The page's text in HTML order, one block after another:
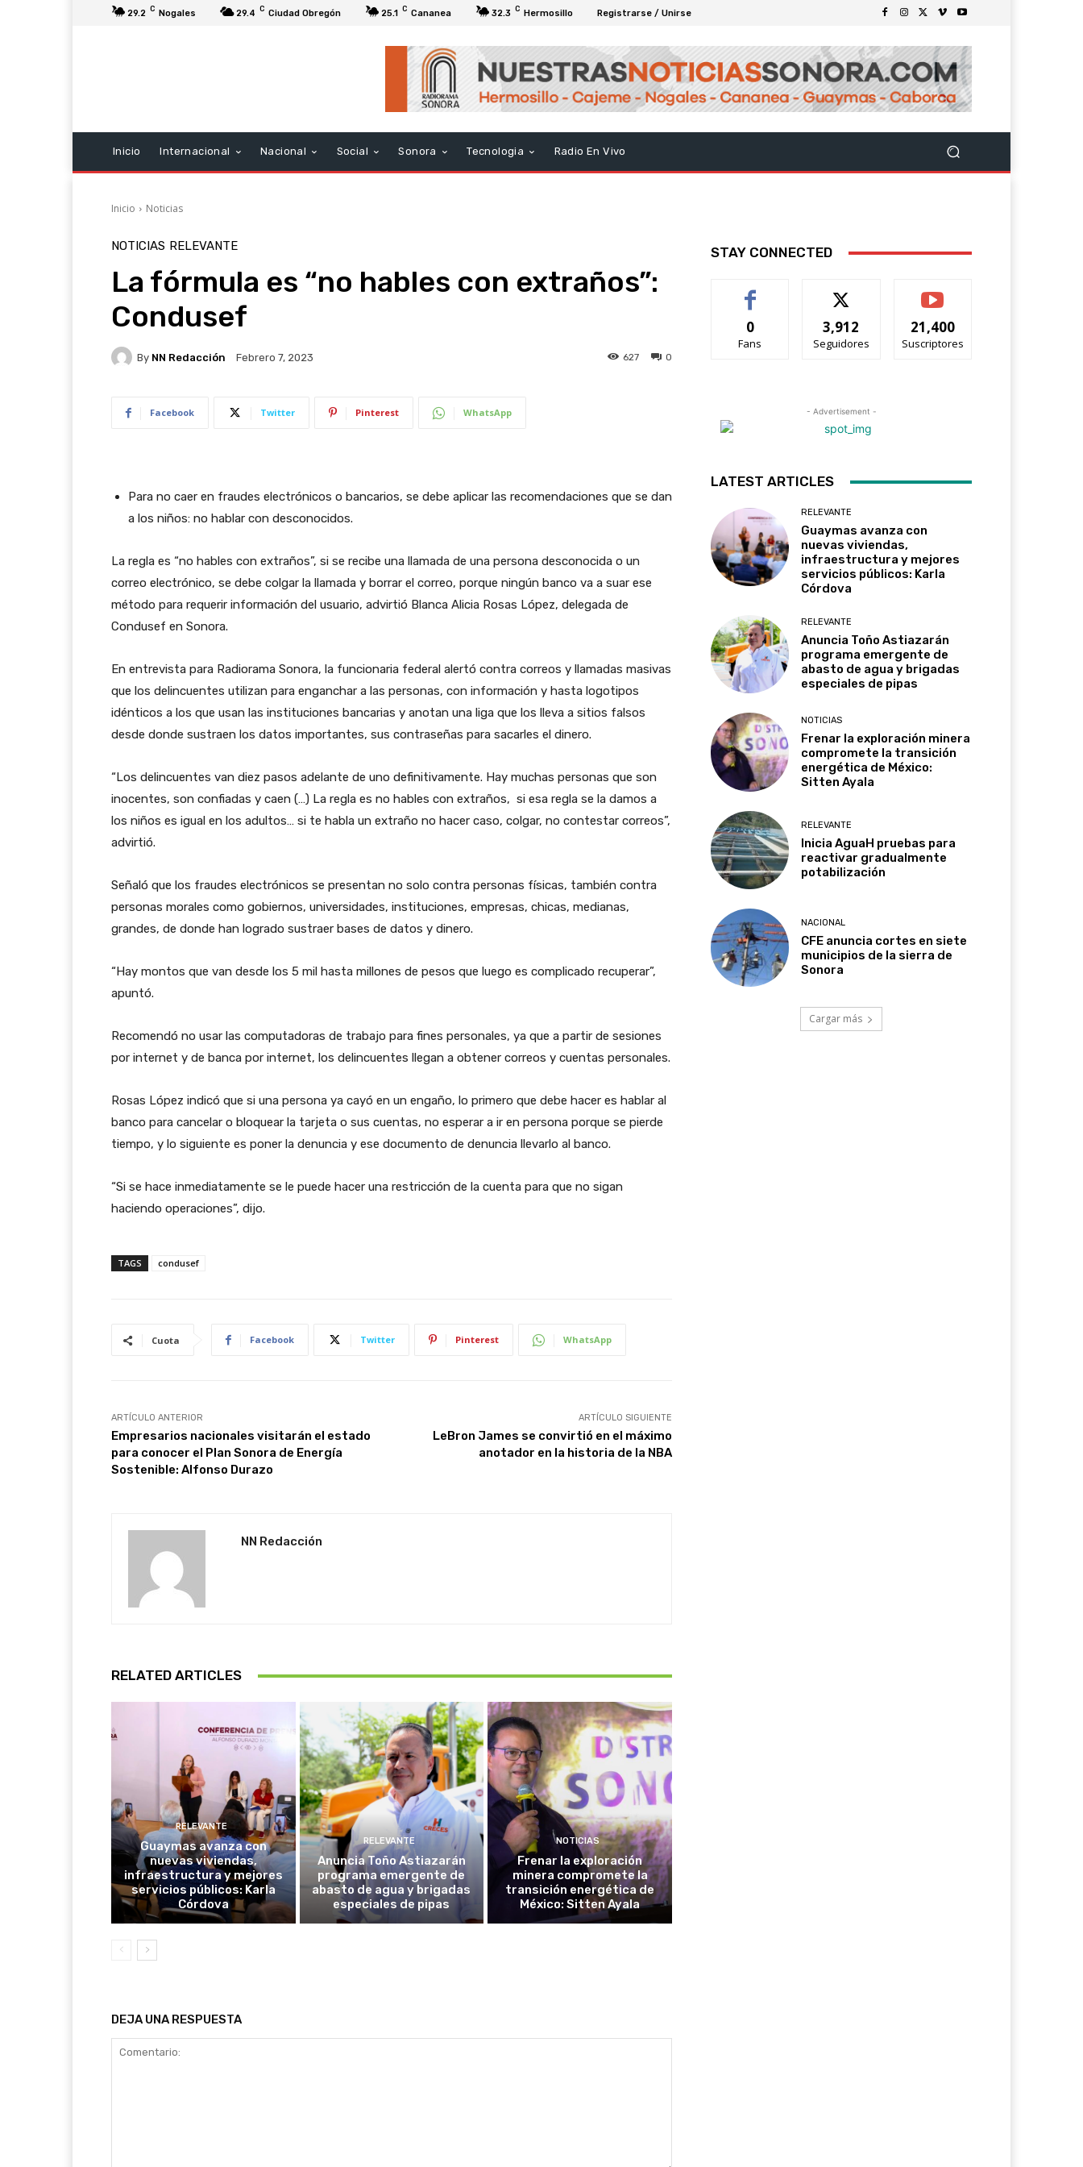
29.2 C Nogales 29.4 C Ciudad Obregón 25.1 C Cananea 32.3 C Hermosillo Registrarse / Unirse
Inicio Internacional Nacional Social Sonora Tecnologia Radio En Vivo
Inicio Noticias
NOTICIAS RELEVANTE
La fórmula es “no hables con extraños”:
Condusef
By NN Redacción Febrero 7, 2023 0
627
Facebook Twitter Pinterest WhatsApp
Para no caer en fraudes electrónicos o bancarios, se debe aplicar las recomendaciones que se dan
a los niños: no hablar con desconocidos.
La regla es “no hables con extraños”, si se recibe una llamada de una persona desconocida o un
correo electrónico, se debe colgar la llamada y borrar el correo, porque ningún banco va a suar ese
método para requerir información del usuario, advirtió Blanca Alicia Rosas López, delegada de
Condusef en Sonora.
En entrevista para Radiorama Sonora, la funcionaria federal alertó contra correos y llamadas masivas
que los delincuentes utilizan para enganchar a las personas, con información y hasta logotipos
idénticos a los que usan las instituciones bancarias y anotan una liga que los lleva a sitios falsos
desde donde sustraen los datos importantes, sus contraseñas para sacarles el dinero.
“Los delincuentes van diez pasos adelante de uno definitivamente. Hay muchas personas que son
inocentes, son confiadas y caen (…) La regla es no hables con extraños, si esa regla se la damos a
los niños es igual en los adultos… si te habla un extraño no hacer caso, colgar, no contestar correos”,
advirtió.
Señaló que los fraudes electrónicos se presentan no solo contra personas físicas, también contra
personas morales como gobiernos, universidades, instituciones, empresas, chicas, medianas,
grandes, de donde han logrado sustraer bases de datos y dinero.
“Hay montos que van desde los 5 mil hasta millones de pesos que luego es complicado recuperar”,
apuntó.
Recomendó no usar las computadoras de trabajo para fines personales, ya que a partir de sesiones
por internet y de banca por internet, los delincuentes llegan a obtener correos y cuentas personales.
Rosas López indicó que si una persona ya cayó en un engaño, lo primero que debe hacer es hablar al
banco para cancelar o bloquear la tarjeta o sus cuentas, no esperar a ir en persona porque se pierde
tiempo, y lo siguiente es poner la denuncia y ese documento de denuncia llevarlo al banco.
“Si se hace inmediatamente se le puede hacer una restricción de la cuenta para que no sigan
haciendo operaciones”, dijo.
TAGS condusef
Cuota Facebook Twitter Pinterest WhatsApp
ARTÍCULO ANTERIOR
Empresarios nacionales visitarán el estado
para conocer el Plan Sonora de Energía
Sostenible: Alfonso Durazo
ARTÍCULO SIGUIENTE
LeBron James se convirtió en el máximo
anotador en la historia de la NBA
NN Redacción
RELATED ARTICLES
RELEVANTE
Guaymas avanza con
nuevas viviendas,
infraestructura y mejores
servicios públicos: Karla
Córdova
RELEVANTE
Anuncia Toño Astiazarán
programa emergente de
abasto de agua y brigadas
especiales de pipas
NOTICIAS
Frenar la exploración
minera compromete la
transición energética de
México: Sitten Ayala
DEJA UNA RESPUESTA
STAY CONNECTED
0
Fans
3,912
Seguidores
21,400
Suscriptores
- Advertisement -
LATEST ARTICLES
RELEVANTE
Guaymas avanza con
nuevas viviendas,
infraestructura y mejores
servicios públicos: Karla
Córdova
RELEVANTE
Anuncia Toño Astiazarán
programa emergente de
abasto de agua y brigadas
especiales de pipas
NOTICIAS
Frenar la exploración minera
compromete la transición
energética de México:
Sitten Ayala
RELEVANTE
Inicia AguaH pruebas para
reactivar gradualmente
potabilización
NACIONAL
CFE anuncia cortes en siete
municipios de la sierra de
Sonora
Cargar más